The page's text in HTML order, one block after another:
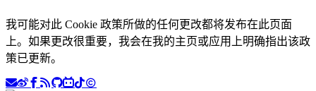
我可能对此 Cookie 政策所做的任何更改都将发布在此页面
上。如果更改很重要，我会在我的主页或应用上明确指出该政
策已更新。